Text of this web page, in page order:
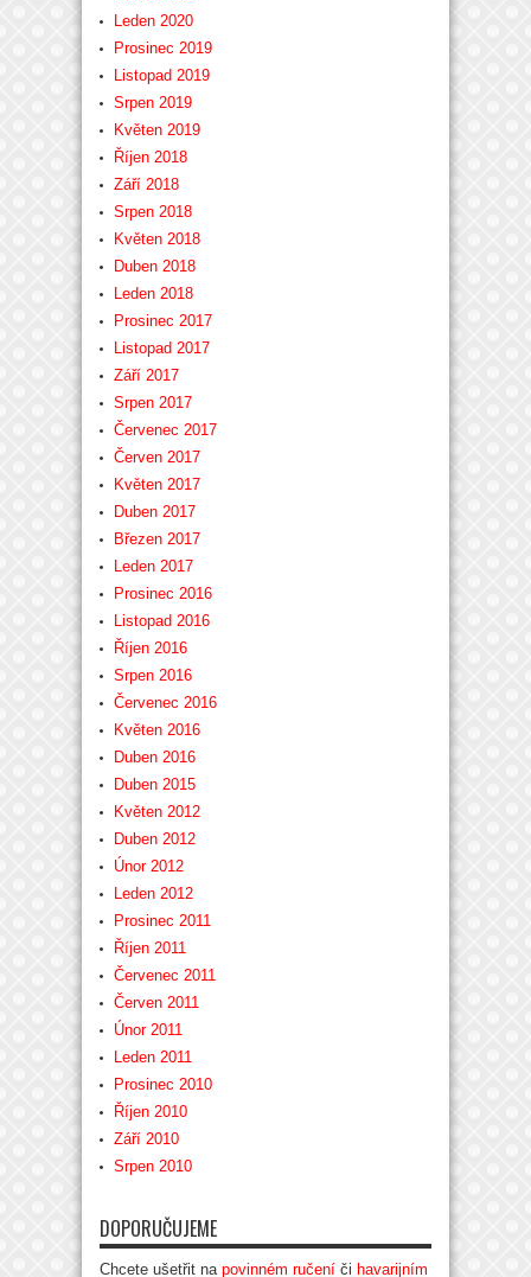
Leden 2020
Prosinec 2019
Listopad 2019
Srpen 2019
Květen 2019
Říjen 2018
Září 2018
Srpen 2018
Květen 2018
Duben 2018
Leden 2018
Prosinec 2017
Listopad 2017
Září 2017
Srpen 2017
Červenec 2017
Červen 2017
Květen 2017
Duben 2017
Březen 2017
Leden 2017
Prosinec 2016
Listopad 2016
Říjen 2016
Srpen 2016
Červenec 2016
Květen 2016
Duben 2016
Duben 2015
Květen 2012
Duben 2012
Únor 2012
Leden 2012
Prosinec 2011
Říjen 2011
Červenec 2011
Červen 2011
Únor 2011
Leden 2011
Prosinec 2010
Říjen 2010
Září 2010
Srpen 2010
DOPORUČUJEME
Chcete ušetřit na povinném ručení či havarijním